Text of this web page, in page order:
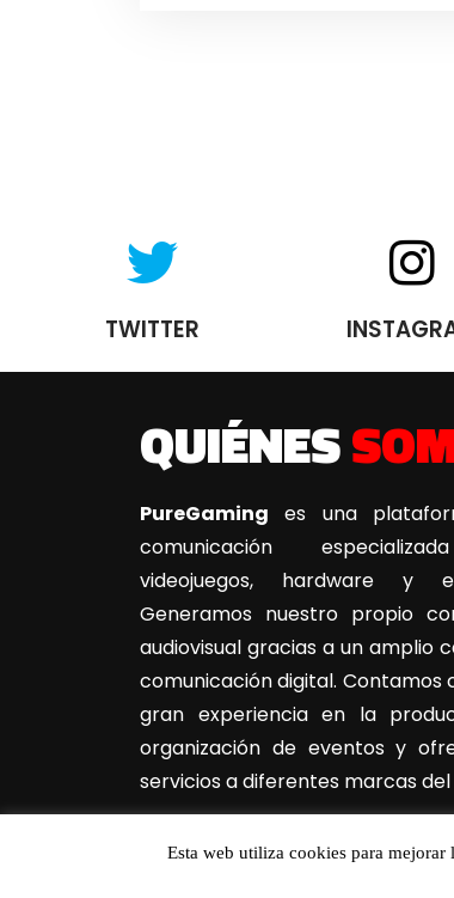
TWITTER
QUIÉNES
PureGaming es una
comunicación
videojuegos, hardware y
Generamos nuestro propio
audiovisual gracias a un amplio
comunicación digital. Contamos
gran experiencia en la
organización de eventos y
servicios a diferentes marcas
2019© Todos los derechos
Esta web utiliza cookies para mejorar